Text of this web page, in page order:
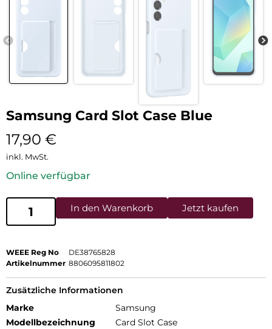
Samsung Card Slot Case Blue
17,90 €
inkl. MwSt.
Online verfügbar
In den Warenkorb Jetzt kaufen
WEEE Reg No
DE38765828
Artikelnummer 8806095811802
Zusätzliche Informationen
Marke
Samsung
Modellbezeichnung
Card Slot Case